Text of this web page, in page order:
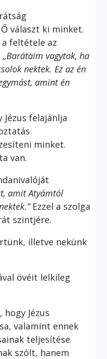
Ő választ ki minket.
a feltétele az
„Barátaim vagytok, ha
nektek. Ez az én
amint én
felajánlja
minket.
van.
amit Atyámtól
Ezzel a szolga
szintjére.
illetve nekünk
övéit lelkileg
Jézus
valamint ennek
teljesítése
szólt, hanem